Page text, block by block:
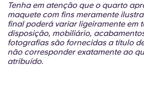
Tenha em atenção que o quarto
maquete com fins meramente
final poderá variar ligeiramente em
disposição, mobiliário,
fotografias são fornecidas a título
não corresponder exatamente ao
atribuído.